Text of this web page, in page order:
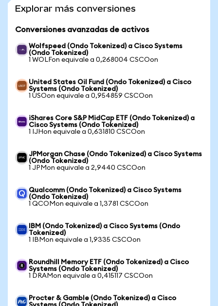
Explorar más conversiones
Conversiones avanzadas de activos
Wolfspeed (Ondo Tokenized) a Cisco Systems
(Ondo Tokenized)
1 WOLFon equivale a 0,268004 CSCOon
United States Oil Fund (Ondo Tokenized) a Cisco
Systems (Ondo Tokenized)
1 USOon equivale a 0,954859 CSCOon
iShares Core S&P MidCap ETF (Ondo Tokenized) a
Cisco Systems (Ondo Tokenized)
1 IJHon equivale a 0,631810 CSCOon
JPMorgan Chase (Ondo Tokenized) a Cisco Systems
(Ondo Tokenized)
1 JPMon equivale a 2,9440 CSCOon
Qualcomm (Ondo Tokenized) a Cisco Systems
(Ondo Tokenized)
1 QCOMon equivale a 1,3781 CSCOon
IBM (Ondo Tokenized) a Cisco Systems (Ondo
Tokenized)
1 IBMon equivale a 1,9335 CSCOon
Roundhill Memory ETF (Ondo Tokenized) a Cisco
Systems (Ondo Tokenized)
1 DRAMon equivale a 0,415117 CSCOon
Procter & Gamble (Ondo Tokenized) a Cisco